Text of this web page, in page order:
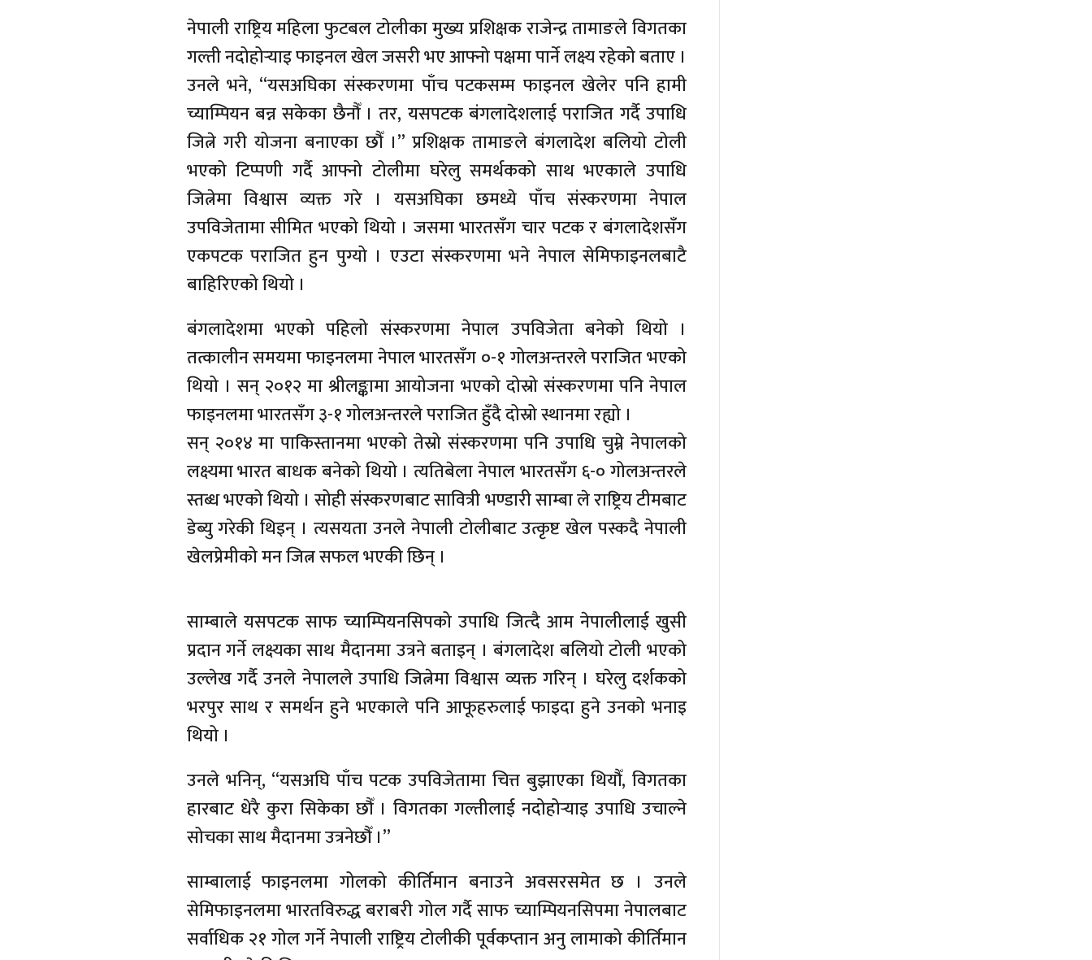
नेपाली राष्ट्रिय महिला फुटबल टोलीका मुख्य प्रशिक्षक राजेन्द्र तामाङले विगतका
गल्ती नदोहोर्‍याइ फाइनल खेल जसरी भए आफ्नो पक्षमा पार्ने लक्ष्य रहेको बताए ।
उनले भने, “यसअघिका संस्करणमा पाँच पटकसम्म फाइनल खेलेर पनि हामी
च्याम्पियन बन्न सकेका छैनौँ । तर, यसपटक बंगलादेशलाई पराजित गर्दै उपाधि
जित्ने गरी योजना बनाएका छौँ ।” प्रशिक्षक तामाङले बंगलादेश बलियो टोली
भएको टिप्पणी गर्दै आफ्नो टोलीमा घरेलु समर्थकको साथ भएकाले उपाधि
जित्नेमा विश्वास व्यक्त गरे । यसअघिका छमध्ये पाँच संस्करणमा नेपाल
उपविजेतामा सीमित भएको थियो । जसमा भारतसँग चार पटक र बंगलादेशसँग
एकपटक पराजित हुन पुग्यो । एउटा संस्करणमा भने नेपाल सेमिफाइनलबाटै
बाहिरिएको थियो ।
बंगलादेशमा भएको पहिलो संस्करणमा नेपाल उपविजेता बनेको थियो ।
तत्कालीन समयमा फाइनलमा नेपाल भारतसँग ०-१ गोलअन्तरले पराजित भएको
थियो । सन् २०१२ मा श्रीलङ्कामा आयोजना भएको दोस्रो संस्करणमा पनि नेपाल
फाइनलमा भारतसँग ३-१ गोलअन्तरले पराजित हुँदै दोस्रो स्थानमा रह्यो ।
सन् २०१४ मा पाकिस्तानमा भएको तेस्रो संस्करणमा पनि उपाधि चुम्ने नेपालको
लक्ष्यमा भारत बाधक बनेको थियो । त्यतिबेला नेपाल भारतसँग ६-० गोलअन्तरले
स्तब्ध भएको थियो । सोही संस्करणबाट सावित्री भण्डारी साम्बा ले राष्ट्रिय टीमबाट
डेब्यु गरेकी थिइन् । त्यसयता उनले नेपाली टोलीबाट उत्कृष्ट खेल पस्कदै नेपाली
खेलप्रेमीको मन जित्न सफल भएकी छिन् ।
साम्बाले यसपटक साफ च्याम्पियनसिपको उपाधि जित्दै आम नेपालीलाई खुसी
प्रदान गर्ने लक्ष्यका साथ मैदानमा उत्रने बताइन् । बंगलादेश बलियो टोली भएको
उल्लेख गर्दै उनले नेपालले उपाधि जित्नेमा विश्वास व्यक्त गरिन् । घरेलु दर्शकको
भरपुर साथ र समर्थन हुने भएकाले पनि आफूहरुलाई फाइदा हुने उनको भनाइ
थियो ।
उनले भनिन्, “यसअघि पाँच पटक उपविजेतामा चित्त बुझाएका थियौँ, विगतका
हारबाट धेरै कुरा सिकेका छौँ । विगतका गल्तीलाई नदोहोर्‍याइ उपाधि उचाल्ने
सोचका साथ मैदानमा उत्रनेछौँ ।”
साम्बालाई फाइनलमा गोलको कीर्तिमान बनाउने अवसरसमेत छ । उनले
सेमिफाइनलमा भारतविरुद्ध बराबरी गोल गर्दै साफ च्याम्पियनसिपमा नेपालबाट
सर्वाधिक २१ गोल गर्ने नेपाली राष्ट्रिय टोलीकी पूर्वकप्तान अनु लामाको कीर्तिमान